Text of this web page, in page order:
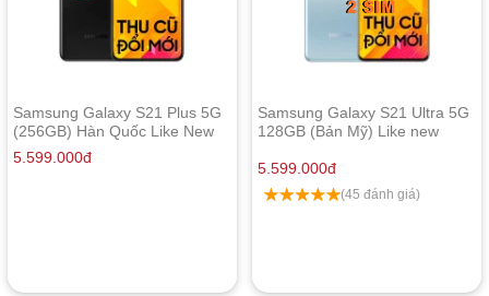
Samsung Galaxy S21 Plus 5G
(256GB) Hàn Quốc Like New
5.599.000đ
Samsung Galaxy S21 Ultra 5G
128GB (Bản Mỹ) Like new
5.599.000đ
(45 đánh giá)